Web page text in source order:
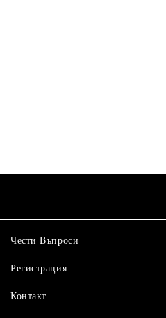
Чести Въпроси
Регистрация
Контакт